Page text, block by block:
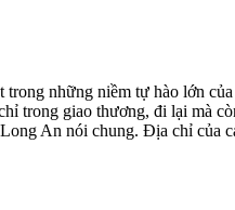
những niềm tự hào lớn
giao thương, đi lại mà
An nói chung. Địa chỉ